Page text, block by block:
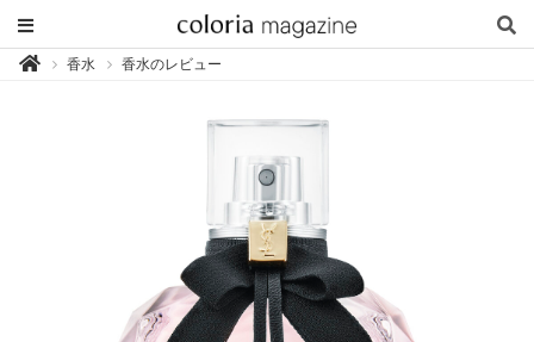
カ 香水 香水のレビュー